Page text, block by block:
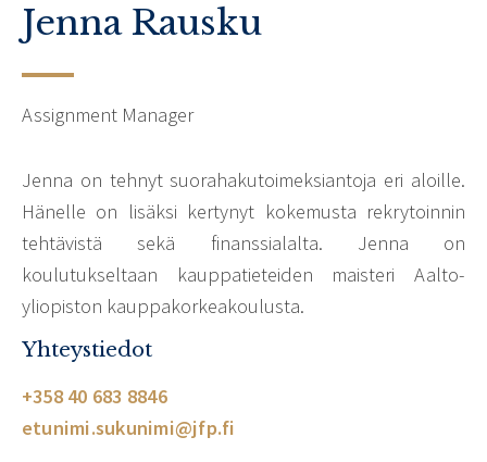
Jenna Rausku
Assignment Manager
Jenna on tehnyt suorahakutoimeksiantoja eri aloille.
Hänelle on lisäksi kertynyt kokemusta rekrytoinnin
tehtävistä sekä finanssialalta. Jenna on
koulutukseltaan kauppatieteiden maisteri Aalto-
yliopiston kauppakorkeakoulusta.
Yhteystiedot
+358 40 683 8846
etunimi.sukunimi@jfp.fi